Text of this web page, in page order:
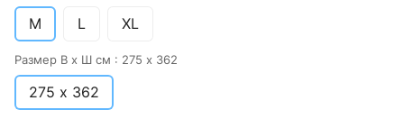
M L XL
Размер В х Ш см : 275 х 362
275 х 362